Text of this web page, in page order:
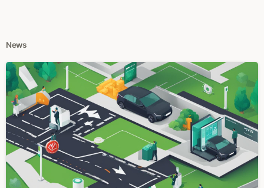
News